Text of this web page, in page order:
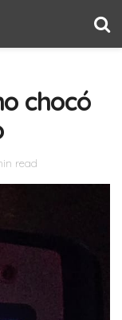
chocó
read